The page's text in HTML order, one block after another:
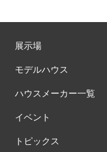
展示場
モデルハウス
ハウスメーカー一覧
イベント
トピックス